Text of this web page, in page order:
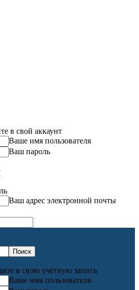
в свой аккаунт
Ваше имя пользователя
Ваш пароль
Ваш адрес электронной почты
в свою учётную запись
Ваше имя пользователя